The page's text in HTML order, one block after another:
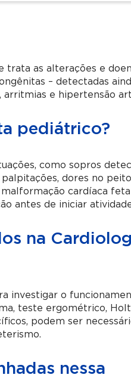
trata as alterações e
– detectadas
arritmias e hipertensão
pediátrico?
como sopros
palpitações, dores no
cardíaca
antes de iniciar
na
investigar o
teste ergométrico,
podem ser
nessa